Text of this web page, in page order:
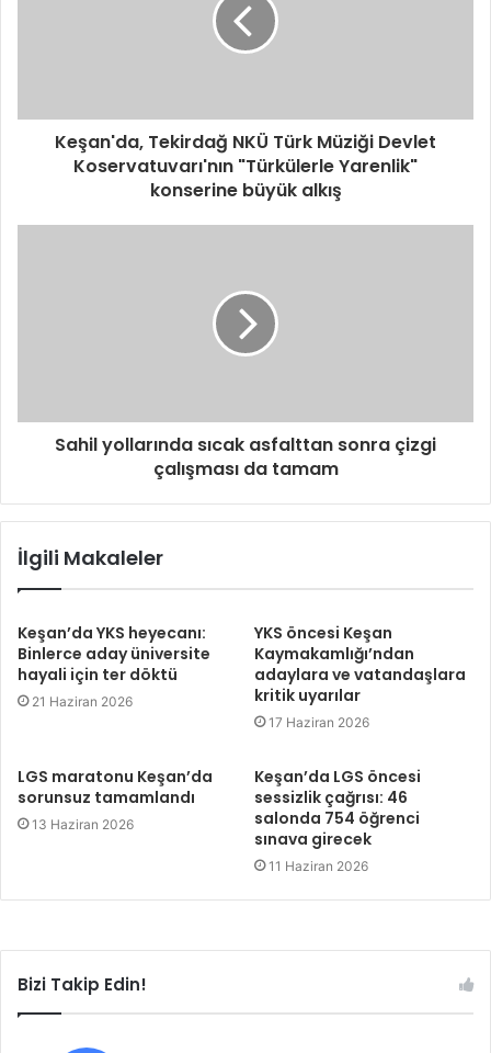
Keşan'da, Tekirdağ NKÜ Türk Müziği Devlet
Koservatuvarı'nın "Türkülerle Yarenlik"
konserine büyük alkış
Sahil yollarında sıcak asfalttan sonra çizgi
çalışması da tamam
İlgili Makaleler
Keşan’da YKS heyecanı:
Binlerce aday üniversite
hayali için ter döktü
21 Haziran 2026
YKS öncesi Keşan
Kaymakamlığı’ndan
adaylara ve vatandaşlara
kritik uyarılar
17 Haziran 2026
LGS maratonu Keşan’da
sorunsuz tamamlandı
13 Haziran 2026
Keşan’da LGS öncesi
sessizlik çağrısı: 46
salonda 754 öğrenci
sınava girecek
11 Haziran 2026
Bizi Takip Edin!